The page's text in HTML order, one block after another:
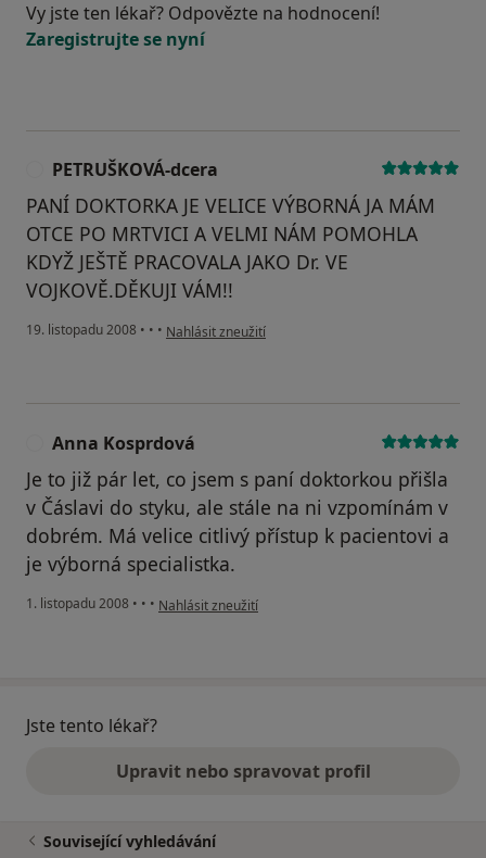
Vy jste ten lékař? Odpovězte na hodnocení!
Zaregistrujte se nyní
PETRUŠKOVÁ-dcera
PANÍ DOKTORKA JE VELICE VÝBORNÁ JA MÁM
OTCE PO MRTVICI A VELMI NÁM POMOHLA
KDYŽ JEŠTĚ PRACOVALA JAKO Dr. VE
VOJKOVĚ.DĚKUJI VÁM!!
19. listopadu 2008 • • • podle názoru uživatele PETRUŠKOVÁ-dcera
Nahlásit zneužití
Anna Kosprdová
Je to již pár let, co jsem s paní doktorkou přišla
v Čáslavi do styku, ale stále na ni vzpomínám v
dobrém. Má velice citlivý přístup k pacientovi a
je výborná specialistka.
1. listopadu 2008 • • • podle názoru uživatele Anna Kosprdová
Nahlásit zneužití
Jste tento lékař?
Upravit nebo spravovat profil
Související vyhledávání